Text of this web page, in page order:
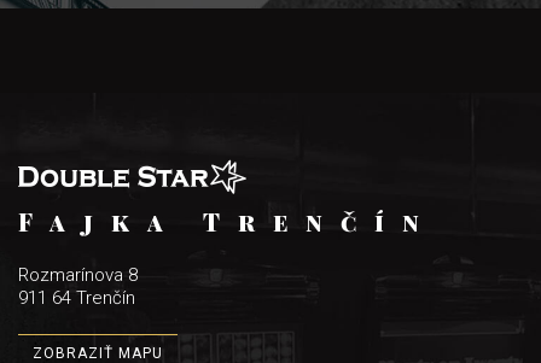
Fajka Trenčín
Rozmarínova 8
911 64 Trenčín
ZOBRAZIŤ MAPU